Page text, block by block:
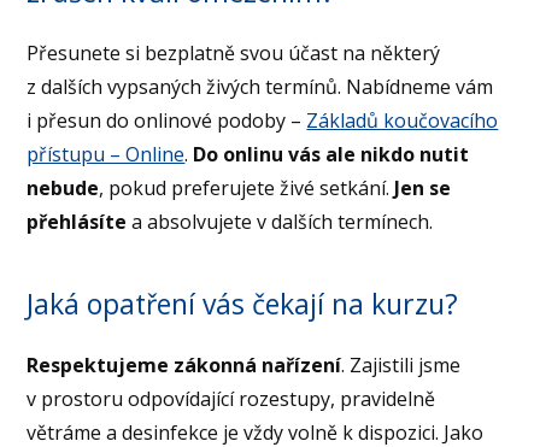
Přesunete si bezplatně svou účast na některý
z dalších vypsaných živých termínů. Nabídneme vám
i přesun do onlinové podoby – Základů koučovacího
přístupu – Online. Do onlinu vás ale nikdo nutit
nebude, pokud preferujete živé setkání. Jen se
přehlásíte a absolvujete v dalších termínech.
Jaká opatření vás čekají na kurzu?
Respektujeme zákonná nařízení. Zajistili jsme
v prostoru odpovídající rozestupy, pravidelně
větráme a desinfekce je vždy volně k dispozici. Jako